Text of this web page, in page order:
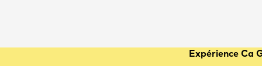
Expérience Ca